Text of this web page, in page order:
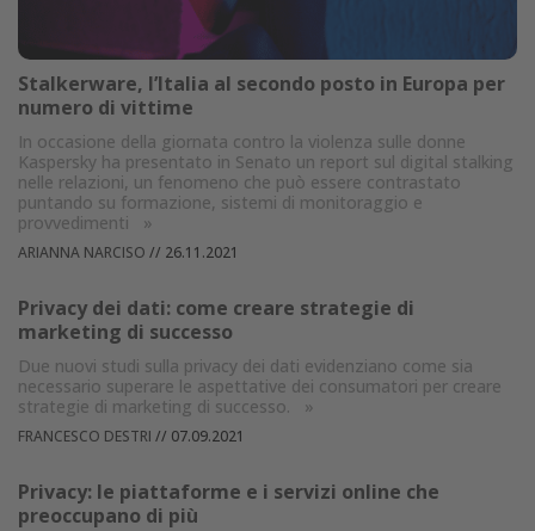
Stalkerware, l’Italia al secondo posto in Europa per
numero di vittime
In occasione della giornata contro la violenza sulle donne
Kaspersky ha presentato in Senato un report sul digital stalking
nelle relazioni, un fenomeno che può essere contrastato
puntando su formazione, sistemi di monitoraggio e
provvedimenti
»
ARIANNA NARCISO // 26.11.2021
Privacy dei dati: come creare strategie di
marketing di successo
Due nuovi studi sulla privacy dei dati evidenziano come sia
necessario superare le aspettative dei consumatori per creare
strategie di marketing di successo.
»
FRANCESCO DESTRI // 07.09.2021
Privacy: le piattaforme e i servizi online che
preoccupano di più